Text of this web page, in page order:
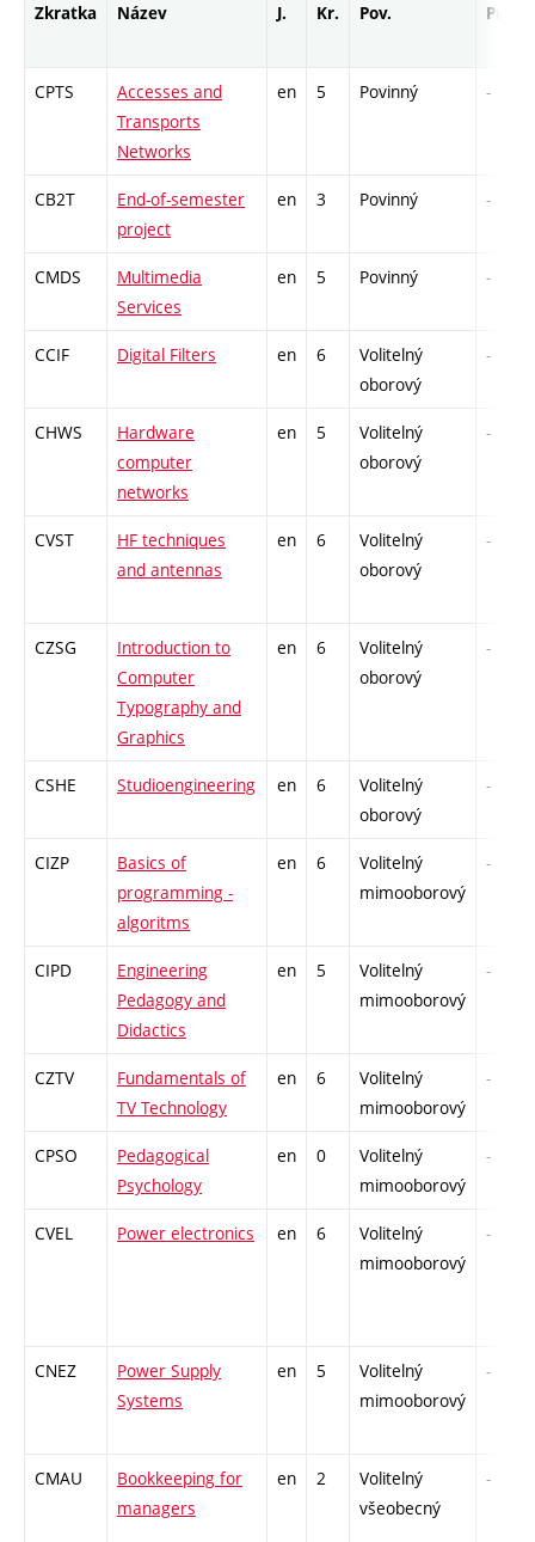
Zkratka Název J. Kr. Pov. Prof.
CPTS
Accesses and
Transports
Networks
en 5 Povinný -
CB2T
End-of-semester
project
en 3 Povinný -
CMDS
Multimedia
Services
en 5 Povinný -
CCIF Digital Filters en 6
Volitelný
oborový
-
CHWS
Hardware
computer
networks
en 5
Volitelný
oborový
-
CVST
HF techniques
and antennas
en 6
Volitelný
oborový
-
CZSG
Introduction to
Computer
Typography and
Graphics
en 6
Volitelný
oborový
-
CSHE Studioengineering en 6
Volitelný
oborový
-
CIZP
Basics of
programming -
algoritms
en 6
Volitelný
mimooborový
-
CIPD
Engineering
Pedagogy and
Didactics
en 5
Volitelný
mimooborový
-
CZTV
Fundamentals of
TV Technology
en 6
Volitelný
mimooborový
-
CPSO
Pedagogical
Psychology
en 0
Volitelný
mimooborový
-
CVEL Power electronics en 6
Volitelný
mimooborový
-
CNEZ
Power Supply
Systems
en 5
Volitelný
mimooborový
-
CMAU
Bookkeeping for
managers
en 2
Volitelný
všeobecný
-